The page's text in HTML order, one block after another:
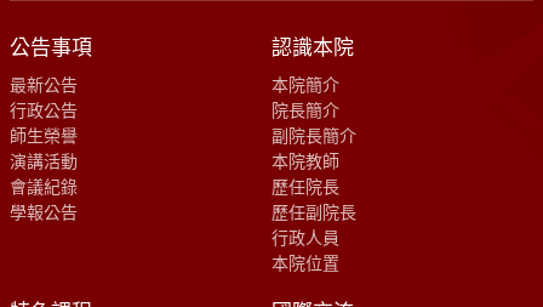
公告事項
最新公告
行政公告
師生榮譽
演講活動
會議紀錄
學報公告
認識本院
本院簡介
院長簡介
副院長簡介
本院教師
歷任院長
歷任副院長
行政人員
本院位置